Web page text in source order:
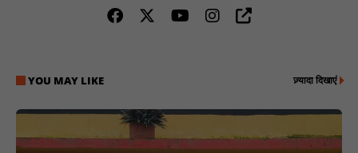
YOU MAY LIKE ज़्यादा दिखाएं